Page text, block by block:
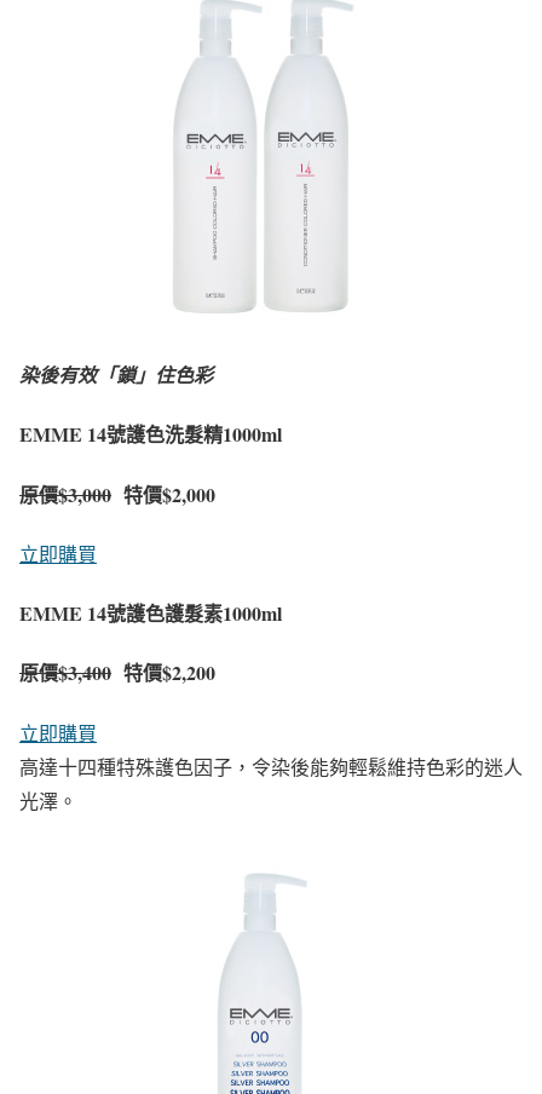
染後有效「鎖」住色彩
EMME 14號護色洗髮精1000ml
原價$3,000 特價$2,000
立即購買
EMME 14號護色護髮素1000ml
原價$3,400 特價$2,200
立即購買
高達十四種特殊護色因子，令染後能夠輕鬆維持色彩的迷人
光澤。